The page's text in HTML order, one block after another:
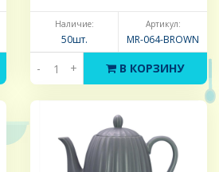
Наличие:
50шт.
Артикул:
MR-064-BROWN
- + В КОРЗИНУ